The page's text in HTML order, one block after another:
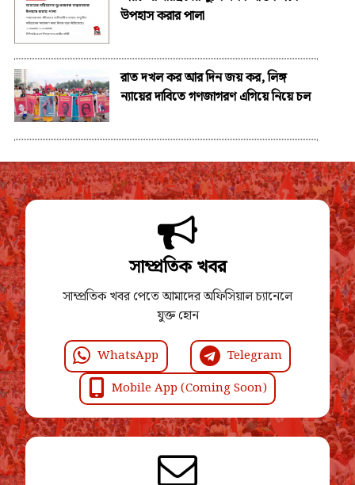
উপহাস করার পালা
রাত দখল কর আর দিন জয় কর, লিঙ্গ
ন্যায়ের দাবিতে গণজাগরণ এগিয়ে নিয়ে চল
সাম্প্রতিক খবর
সাম্প্রতিক খবর পেতে আমাদের অফিসিয়াল চ্যানেলে
যুক্ত হোন
WhatsApp
Telegram
Mobile App (Coming Soon)